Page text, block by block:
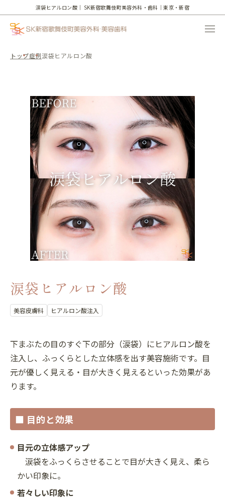
涙袋ヒアルロン酸｜ SK新宿歌舞伎町美容外科・歯科｜東京・新宿
トップ症例涙袋ヒアルロン酸
涙袋ヒアルロン酸
美容皮膚科 ヒアルロン酸注入
下まぶたの目のすぐ下の部分（涙袋）にヒアルロン酸を
注入し、ふっくらとした立体感を出す美容施術です。目
元が優しく見える・目が大きく見えるといった効果があ
ります。
■ 目的と効果
目元の立体感アップ
涙袋をふっくらさせることで目が大きく見え、柔ら
かい印象に。
若々しい印象に